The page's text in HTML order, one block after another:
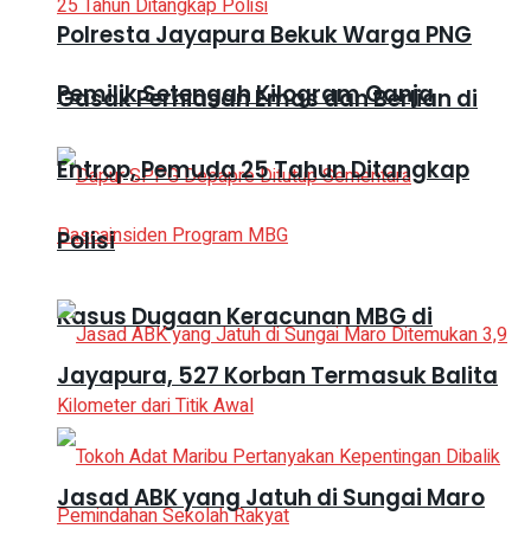
Polresta Jayapura Bekuk Warga PNG
Pemilik Setengah Kilogram Ganja
Kasus Dugaan Keracunan MBG di
Jayapura, 527 Korban Termasuk Balita
Gasak Perhiasan Emas dan Berlian di
Entrop, Pemuda 25 Tahun Ditangkap
Polisi
Jasad ABK yang Jatuh di Sungai Maro